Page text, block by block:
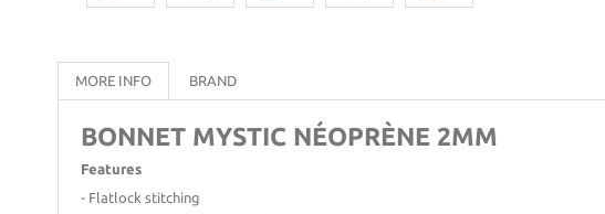
MORE INFO BRAND
BONNET MYSTIC NÉOPRÈNE 2MM
Features
- Flatlock stitching